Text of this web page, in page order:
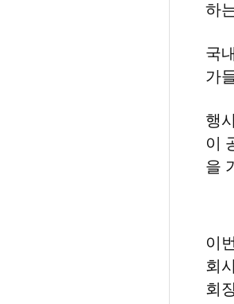
하
국
가
행
이
을
이
회
회